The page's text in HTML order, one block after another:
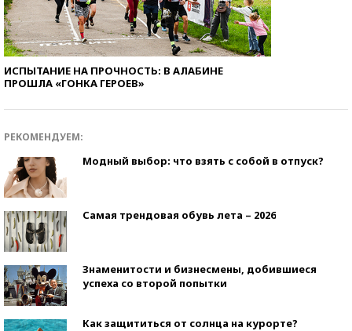
ИСПЫТАНИЕ НА ПРОЧНОСТЬ: В АЛАБИНЕ
ПРОШЛА «ГОНКА ГЕРОЕВ»
РЕКОМЕНДУЕМ:
Модный выбор: что взять с собой в отпуск?
Самая трендовая обувь лета – 2026
Знаменитости и бизнесмены, добившиеся
успеха со второй попытки
Как защититься от солнца на курорте?